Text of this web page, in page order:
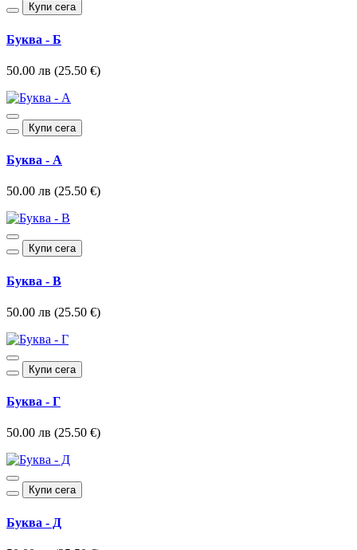
Купи сега
Буква - Б
50.00 лв (25.50 €)
Купи сега
Буква - А
50.00 лв (25.50 €)
Купи сега
Буква - В
50.00 лв (25.50 €)
Купи сега
Буква - Г
50.00 лв (25.50 €)
Купи сега
Буква - Д